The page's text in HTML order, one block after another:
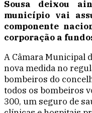
Sousa deixou
município vai
componente
corporação a
A Câmara Municipal
nova medida no
bombeiros do
todos os bombeiros
300, um seguro de